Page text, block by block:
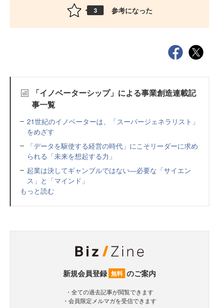
3 参考になった
「イノベーターシップ」による事業創造連載記
事一覧
21世紀のイノベーターは、「スーパージェネラリスト」
をめざす
「データを駆使する経営の時代」にこそリーダーに求め
られる「未来を想起する力」
起業は決してギャンブルではない―必要な「サイエン
ス」と「マインド」
もっと読む
新規会員登録 無料 のご案内
・全ての過去記事が閲覧できます
・会員限定メルマガを受信できます